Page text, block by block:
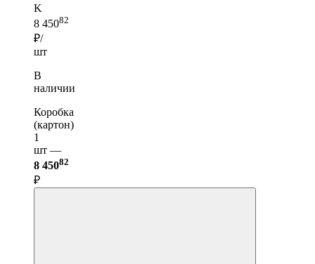
K
8 45082
₽/
шт
В
наличии
Коробка
(картон)
1
шт —
8 45082
₽